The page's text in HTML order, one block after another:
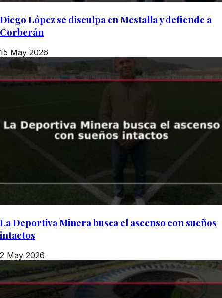
Diego López se disculpa en Mestalla y defiende a
Corberán
15 May 2026
La Deportiva Minera busca el ascenso con sueños
intactos
2 May 2026